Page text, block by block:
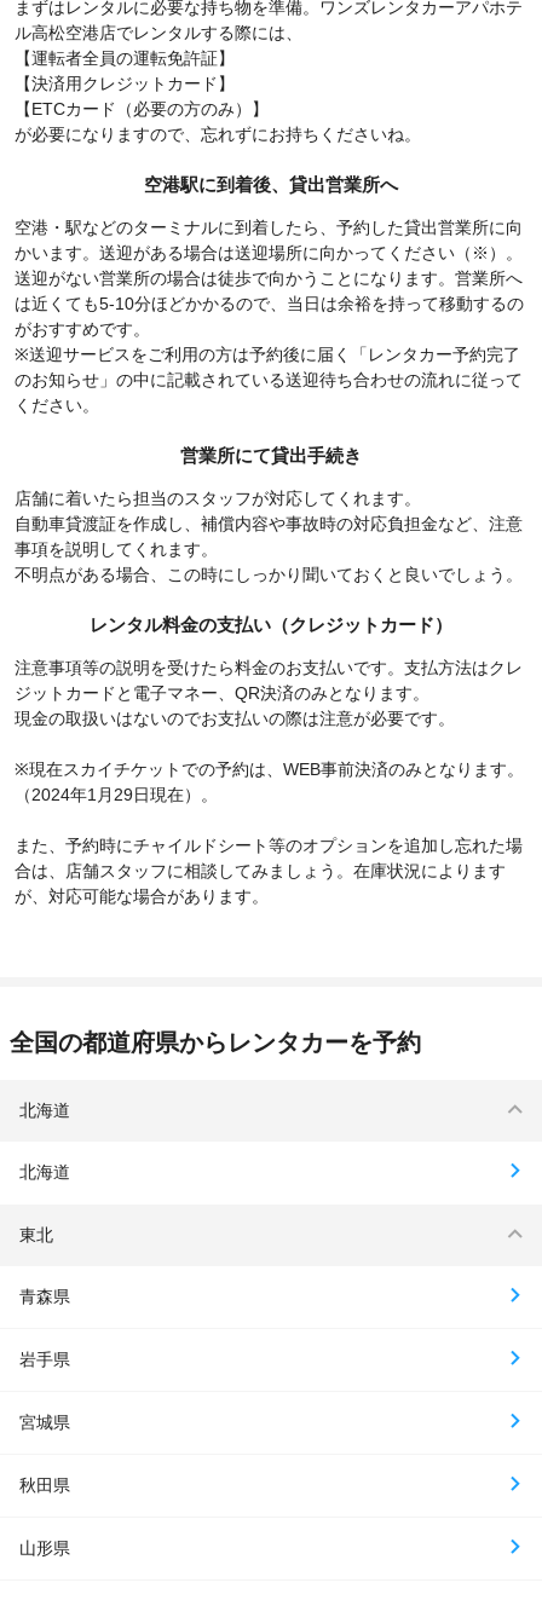
まずはレンタルに必要な持ち物を準備。ワンズレンタカーアパホテ
ル高松空港店でレンタルする際には、
【運転者全員の運転免許証】
【決済用クレジットカード】
【ETCカード（必要の方のみ）】
が必要になりますので、忘れずにお持ちくださいね。
空港駅に到着後、貸出営業所へ
空港・駅などのターミナルに到着したら、予約した貸出営業所に向
かいます。送迎がある場合は送迎場所に向かってください（※）。
送迎がない営業所の場合は徒歩で向かうことになります。営業所へ
は近くても5-10分ほどかかるので、当日は余裕を持って移動するの
がおすすめです。
※送迎サービスをご利用の方は予約後に届く「レンタカー予約完了
のお知らせ」の中に記載されている送迎待ち合わせの流れに従って
ください。
営業所にて貸出手続き
店舗に着いたら担当のスタッフが対応してくれます。
自動車貸渡証を作成し、補償内容や事故時の対応負担金など、注意
事項を説明してくれます。
不明点がある場合、この時にしっかり聞いておくと良いでしょう。
レンタル料金の支払い（クレジットカード）
注意事項等の説明を受けたら料金のお支払いです。支払方法はクレ
ジットカードと電子マネー、QR決済のみとなります。
現金の取扱いはないのでお支払いの際は注意が必要です。
※現在スカイチケットでの予約は、WEB事前決済のみとなります。
（2024年1月29日現在）。
また、予約時にチャイルドシート等のオプションを追加し忘れた場
合は、店舗スタッフに相談してみましょう。在庫状況によります
が、対応可能な場合があります。
全国の都道府県からレンタカーを予約
北海道
北海道
東北
青森県
岩手県
宮城県
秋田県
山形県